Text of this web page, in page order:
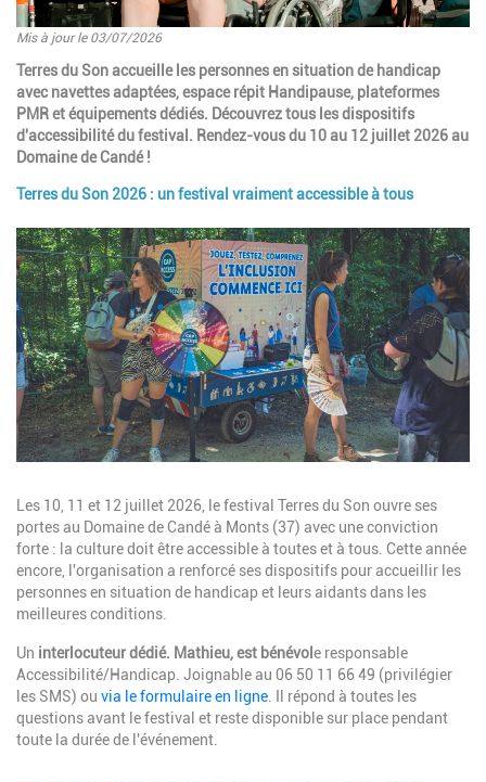
Mis à jour le 03/07/2026
Introduction
Terres du Son accueille les personnes en situation de handicap
avec navettes adaptées, espace répit Handipause, plateformes
PMR et équipements dédiés. Découvrez tous les dispositifs
d'accessibilité du festival. Rendez-vous du 10 au 12 juillet 2026 au
Domaine de Candé !
Paragraphes
Terres du Son 2026 : un festival vraiment accessible à tous
Image
Description
Les 10, 11 et 12 juillet 2026, le festival Terres du Son ouvre ses
portes au Domaine de Candé à Monts (37) avec une conviction
forte : la culture doit être accessible à toutes et à tous. Cette année
encore, l'organisation a renforcé ses dispositifs pour accueillir les
personnes en situation de handicap et leurs aidants dans les
meilleures conditions.
Un interlocuteur dédié. Mathieu, est bénévol e responsable
Accessibilité/Handicap. Joignable au 06 50 11 66 49 (privilégier
les SMS) ou via le formulaire en ligne . Il répond à toutes les
questions avant le festival et reste disponible sur place pendant
toute la durée de l'événement.